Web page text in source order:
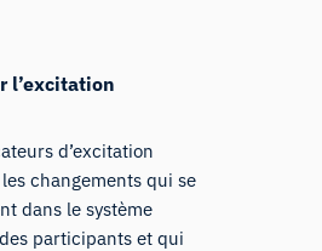
l’excitation
d’excitation
changements qui se
dans le système
participants et qui